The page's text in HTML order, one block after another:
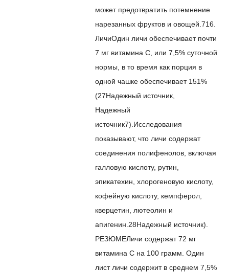
может предотвратить потемнение
нарезанных фруктов и овощей. 716.
ЛичиОдин личи обеспечивает почти
7 мг витамина С, или 7,5% суточной
нормы, в то время как порция в
одной чашке обеспечивает 151%
(27Надежный источник,
Надежный
источник7). Исследования
показывают, что личи содержат
соединения полифенолов, включая
галловую кислоту, рутин,
эпикатехин, хлорогеновую кислоту,
кофейную кислоту, кемпферол,
кверцетин, лютеолин и
апигенин. 28Надежный источник).
РЕЗЮМЕЛичи содержат 72 мг
витамина С на 100 грамм. Один
лист личи содержит в среднем 7,5%